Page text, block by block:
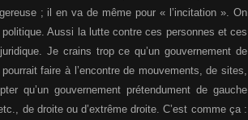
; il en va de même pour « l’incitation ». On
Aussi la lutte contre ces personnes et ces
Je crains trop ce qu’un gouvernement de
faire à l’encontre de mouvements, de sites,
qu’un gouvernement prétendument de gauche
de droite ou d’extrême droite. C’est comme ça :